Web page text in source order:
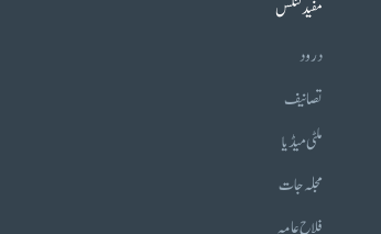
مفید لنکس
درود
تصانیف
ملٹی میڈیا
مجلہ جات
فلاح عامہ